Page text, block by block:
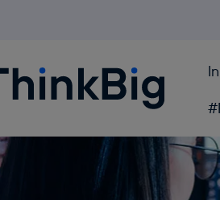
Blogthinkbig.com